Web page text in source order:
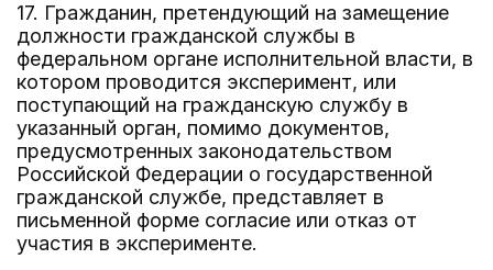
17. Гражданин, претендующий на замещение
должности гражданской службы в
федеральном органе исполнительной власти, в
котором проводится эксперимент, или
поступающий на гражданскую службу в
указанный орган, помимо документов,
предусмотренных законодательством
Российской Федерации о государственной
гражданской службе, представляет в
письменной форме согласие или отказ от
участия в эксперименте.